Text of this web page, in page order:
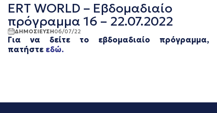
ERT WORLD – Εβδομαδιαίο
πρόγραμμα 16 – 22.07.2022
ΔΗΜΟΣΙΕΥΣΗ06/07/22
Για να δείτε το εβδομαδιαίο πρόγραμμα,
πατήστε εδώ.